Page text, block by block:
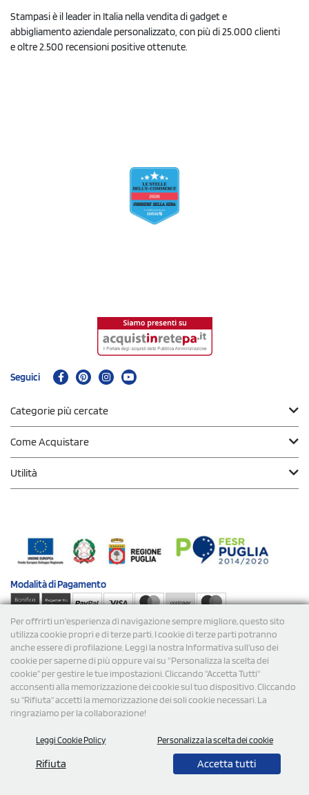
Per offrirti un'esperienza di navigazione sempre migliore, questo sito
utilizza cookie propri e di terze parti. I cookie di terze parti potranno
anche essere di profilazione. Leggi la nostra Informativa sull’uso dei
cookie per saperne di più oppure vai su “Personalizza la scelta dei
cookie” per gestire le tue impostazioni. Cliccando "Accetta Tutti"
acconsenti alla memorizzazione dei cookie sul tuo dispositivo. Cliccando
su "Rifiuta" accetti la memorizzazione dei soli cookie necessari. La
ringraziamo per la collaborazione!
Leggi Cookie Policy Personalizza la scelta dei cookie
Rifiuta Accetta tutti
Stampasi è il leader in Italia nella vendita di gadget e
abbigliamento aziendale personalizzato, con più di 25.000 clienti
e oltre 2.500 recensioni positive ottenute.
Seguici
Categorie più cercate
Come Acquistare
Utilità
Modalità diPagamento
Spedizioni
P.Iva/C.F. 09734470967 - N° Rea MI-2110632